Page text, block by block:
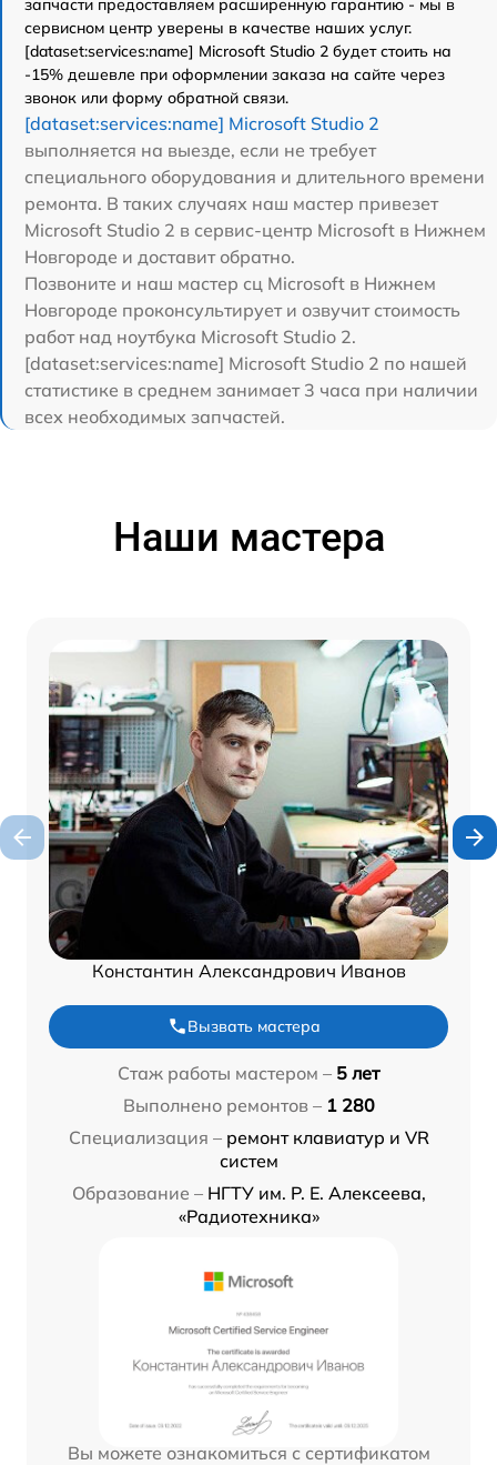
сервисном центр уверены в качестве наших услуг.
[dataset:services:name] Microsoft Studio 2 будет стоить на
-15% дешевле при оформлении заказа на сайте через
звонок или форму обратной связи.
[dataset:services:name] Microsoft Studio 2
выполняется на выезде, если не требует
специального оборудования и длительного времени
ремонта. В таких случаях наш мастер привезет
Microsoft Studio 2 в сервис-центр Microsoft в Нижнем
Новгороде и доставит обратно.
Позвоните и наш мастер сц Microsoft в Нижнем
Новгороде проконсультирует и озвучит стоимость
работ над ноутбука Microsoft Studio 2.
[dataset:services:name] Microsoft Studio 2 по нашей
статистике в среднем занимает 3 часа при наличии
всех необходимых запчастей.
Наши мастера
Константин Александрович Иванов
Вызвать мастера
Стаж работы мастером – 5 лет
Выполнено ремонтов – 1 280
Специализация – ремонт клавиатур и VR
систем
Образование – НГТУ им. Р. Е. Алексеева,
«Радиотехника»
Вы можете ознакомиться с сертификатом